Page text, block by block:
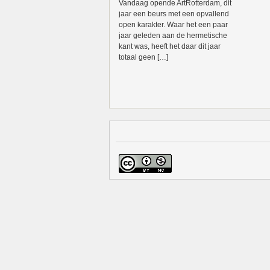
Vandaag opende ArtRotterdam, dit
jaar een beurs met een opvallend
open karakter. Waar het een paar
jaar geleden aan de hermetische
kant was, heeft het daar dit jaar
totaal geen […]